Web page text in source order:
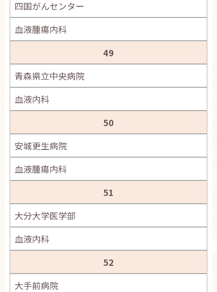
四国がんセンター
血液腫瘍内科
49
青森県立中央病院
血液内科
50
安城更生病院
血液腫瘍内科
51
大分大学医学部
血液内科
52
大手前病院